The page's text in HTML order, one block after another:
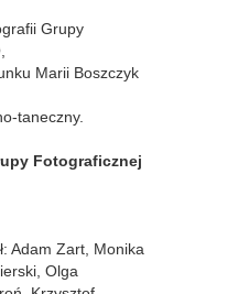
Grupy
Marii Boszczyk
taneczny.
Fotograficznej
Adam Zart, Monika
Olga